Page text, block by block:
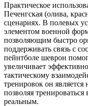
Практическое
Печенгская (олива,
сценариях. В полевых
элементом военной
позволяющим быстро
поддерживать связь с
пейнтболе шеврон
увеличивает
тактическому
тренировок он
позволяя
реальным.